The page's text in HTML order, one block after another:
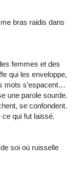
bras raidis dans
femmes et des
qui les enveloppe,
mots s’espacent…
une parole sourde.
se confondent.
ce qui fut laissé.
soi où ruisselle